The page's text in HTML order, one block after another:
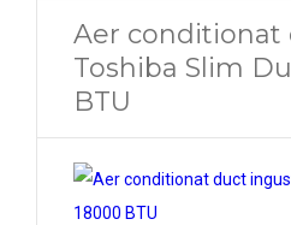
Aer conditionat
Toshiba Slim
BTU